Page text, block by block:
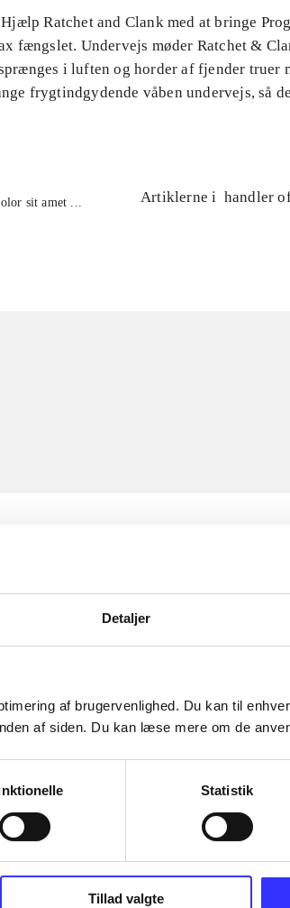
Detaljer
af brugervenlighed. Du kan til
af siden. Du kan læse mere om de
Statistik
Tillad valgte
Ratchet and Clank med at bringe
fængslet. Undervejs møder Ratchet &
i luften og horder af fjender truer
frygtindgydende våben undervejs, så
sit amet ...
Artiklerne i handler